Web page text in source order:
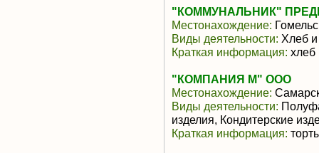
"КОММУНАЛЬНИК"
Местонахождение:
Виды деятельности: Хлеб
Краткая информация: хлеб
"КОМПАНИЯ М" ООО
Местонахождение:
Виды деятельности:
изделия, Кондитерские
Краткая информация: